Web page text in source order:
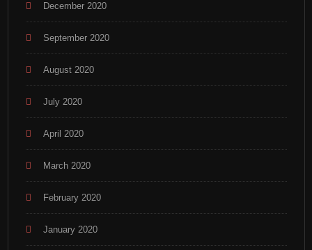
December 2020
September 2020
August 2020
July 2020
April 2020
March 2020
February 2020
January 2020